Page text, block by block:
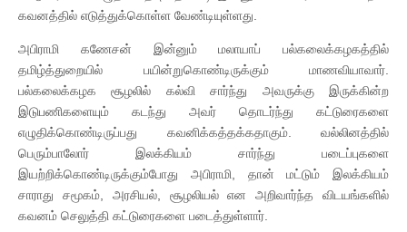
கவனத்தில் எடுத்துக்கொள்ள வேண்டியுள்ளது.
அபிராமி கணேசன் இன்னும் மலாயாப் பல்கலைக்கழகத்தில்
தமிழ்த்துறையில் பயின்றுகொண்டிருக்கும் மாணவியாவார்.
பல்கலைக்கழக சூழலில் கல்வி சார்ந்து அவருக்கு இருக்கின்ற
இடுபணிகளையும் கடந்து அவர் தொடர்ந்து கட்டுரைகளை
எழுதிக்கொண்டிருப்பது கவனிக்கத்தக்கதாகும். வல்லினத்தில்
பெரும்பாலோர் இலக்கியம் சார்ந்து படைப்புகளை
இயற்றிக்கொண்டிருக்கும்போது அபிராமி, தான் மட்டும் இலக்கியம்
சாராது சமூகம், அரசியல், சூழலியல் என அறிவார்ந்த விடயங்களில்
கவனம் செலுத்தி கட்டுரைகளை படைத்துள்ளார்.